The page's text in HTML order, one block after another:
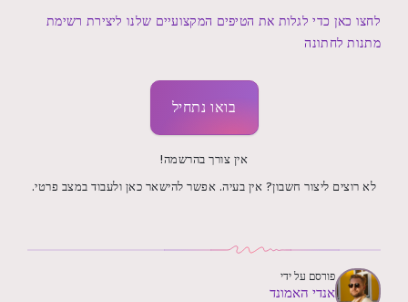
לחצו כאן כדי לגלות את הטיפים המקצועיים שלנו ליצירת רשימת
מתנות לחתונה
בואו נתחיל
אין צורך בהרשמה!
לא רוצים ליצור חשבון? אין בעיה. אפשר להישאר כאן ולעבוד במצב פרטי.
פורסם על ידי
אנדי האמונד